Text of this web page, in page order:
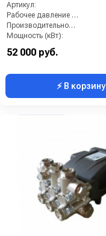
Артикул:
Рабочее давление (бар):
Производительность (л/мин):
Мощность (кВт):
52 000 руб.
⚡ В корзину